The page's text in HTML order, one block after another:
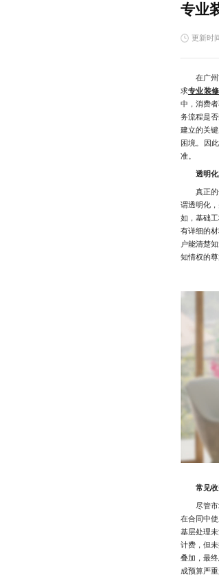
专业
更新时
在广州市
求专业装
中，消费
务流程是
建立的关
困境。因
准。
透明
真正的专
谓透明化
如，基础
有详细的
户能清楚
知情权的
常见
尽管市场
在合同中
基层处理
计费，但
叠加，最
成预算严